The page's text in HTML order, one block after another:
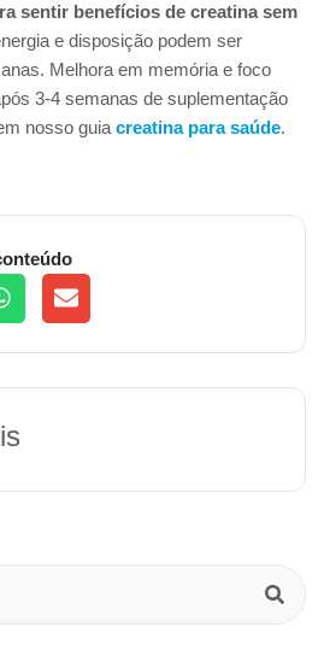
sentir benefícios de creatina sem
e disposição podem ser
Melhora em memória e foco
3-4 semanas de suplementação
nosso guia creatina para saúde.